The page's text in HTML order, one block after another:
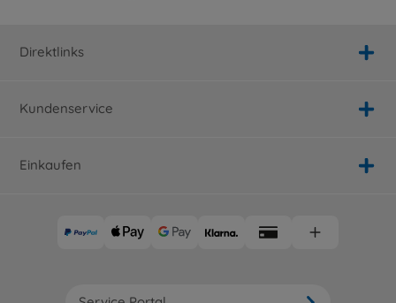
Direktlinks
Kundenservice
Einkaufen